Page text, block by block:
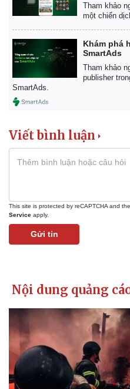
Tham khảo
một chiến
Khám phá
SmartAds
Tham khảo
publisher
SmartAds.
Viết bình luận
This site is protected by reCAPTCHA and
Service apply.
Gửi tin